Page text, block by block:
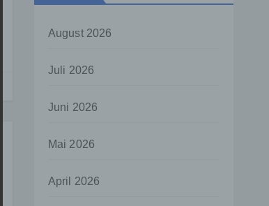
August 2026
Juli 2026
Juni 2026
Mai 2026
April 2026